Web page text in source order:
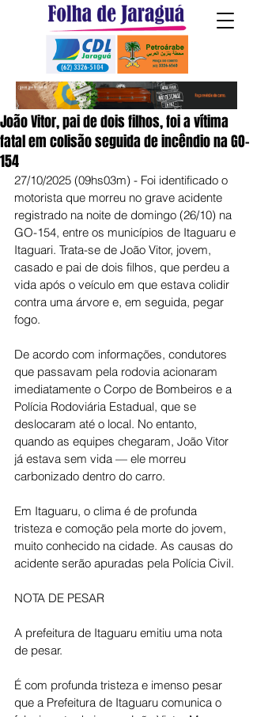
João Vitor, pai de dois filhos, foi a vítima
fatal em colisão seguida de incêndio na GO-
154
27/10/2025 (09hs03m) - Foi identificado o
motorista que morreu no grave acidente
registrado na noite de domingo (26/10) na
GO-154, entre os municípios de Itaguaru e
Itaguari. Trata-se de João Vitor, jovem,
casado e pai de dois filhos, que perdeu a
vida após o veículo em que estava colidir
contra uma árvore e, em seguida, pegar
fogo.
De acordo com informações, condutores
que passavam pela rodovia acionaram
imediatamente o Corpo de Bombeiros e a
Polícia Rodoviária Estadual, que se
deslocaram até o local. No entanto,
quando as equipes chegaram, João Vitor
já estava sem vida — ele morreu
carbonizado dentro do carro.
Em Itaguaru, o clima é de profunda
tristeza e comoção pela morte do jovem,
muito conhecido na cidade. As causas do
acidente serão apuradas pela Polícia Civil.
NOTA DE PESAR
A prefeitura de Itaguaru emitiu uma nota
de pesar.
É com profunda tristeza e imenso pesar
que a Prefeitura de Itaguaru comunica o